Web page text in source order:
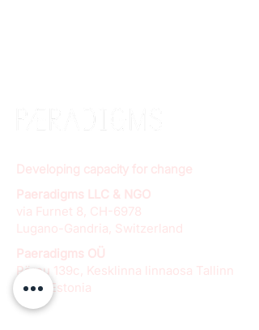
Developing capacity for change
Paeradigms LLC & NGO
via Furnet 8, CH-6978
Lugano-Gandria, Switzerland
Paeradigms OÜ
Pärnu 139c, Kesklinna linnaosa Tallinn
11317, Estonia